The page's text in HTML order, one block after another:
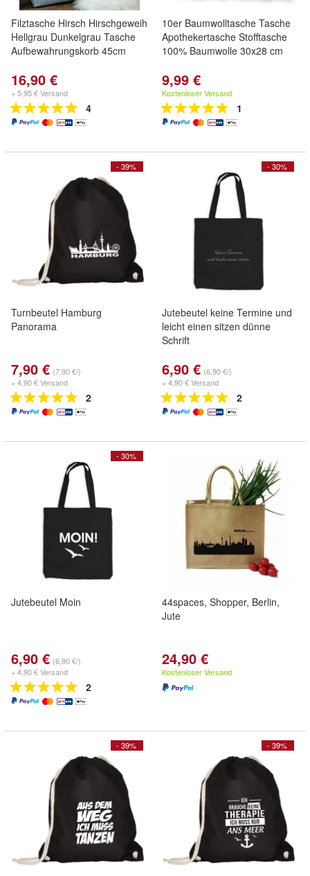
Filztasche Hirsch Hirschgeweih
Hellgrau Dunkelgrau Tasche
Aufbewahrungskorb 45cm
16,90 €
+ 5,95 € Versand
4
10er Baumwolltasche Tasche
Apothekertasche Stofftasche
100% Baumwolle 30x28 cm
9,99 €
Kostenloser Versand
1
- 39%
Turnbeutel Hamburg
Panorama
7,90 € (7,90 €/)
+ 4,90 € Versand
2
- 30%
Jutebeutel keine Termine und
leicht einen sitzen dünne
Schrift
6,90 € (6,90 €/)
+ 4,90 € Versand
2
- 30%
Jutebeutel Moin
6,90 € (6,90 €/)
+ 4,90 € Versand
2
44spaces, Shopper, Berlin,
Jute
24,90 €
Kostenloser Versand
- 39% - 39%